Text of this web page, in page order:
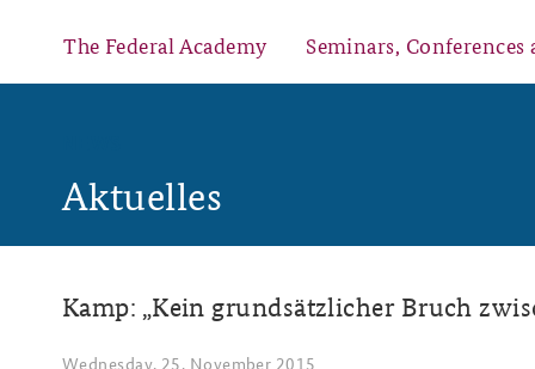
The Federal Academy
Advisory Board
Seminars, Conferences
Security Policy Course for Senior Officials
Aktuelles
Kamp: „Kein grundsätzlicher Bruch
Wednesday, 25. November 2015